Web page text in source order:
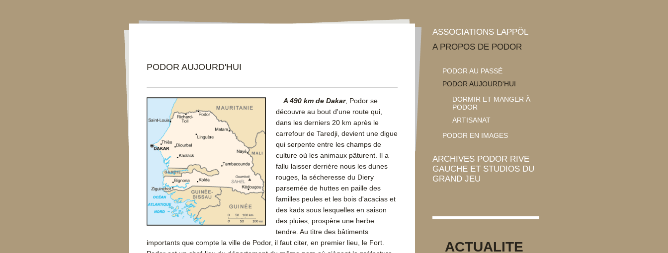
PODOR AUJOURD'HUI
A 490 km de Dakar, Podor se
découvre au bout d'une route qui,
dans les derniers 20 km après le
carrefour de Taredji, devient une digue
qui serpente entre les champs de
culture où les animaux pâturent. Il a
fallu laisser derrière nous les dunes
rouges, la sécheresse du Diery
parsemée de huttes en paille des
familles peules et les bois d'acacias et
des kads sous lesquelles en saison
des pluies, prospère une herbe
tendre. Au titre des bâtiments
importants que compte la ville de Podor, il faut citer, en premier lieu, le Fort.
ASSOCIATIONS LAPPÖL
A PROPOS DE PODOR
PODOR AU PASSÉ
PODOR AUJOURD'HUI
DORMIR ET MANGER À
PODOR
ARTISANAT
PODOR EN IMAGES
ARCHIVES PODOR RIVE
GAUCHE ET STUDIOS DU
GRAND JEU
ACTUALITE